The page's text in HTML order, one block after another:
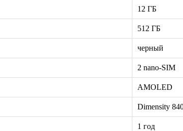
12 ГБ
512 ГБ
черный
2 nano-SIM
AMOLED
Dimensity
1 год